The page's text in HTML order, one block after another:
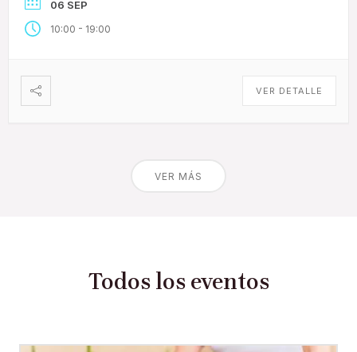
ciencia milenaria de […]
06 SEP
10:00 - 19:00
VER DETALLE
VER MÁS
Todos los eventos